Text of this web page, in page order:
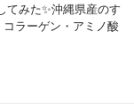
てみた✨沖縄県産のす
ラーゲン・アミノ酸